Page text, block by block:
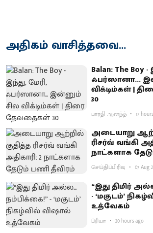
அதிகம் வாசித்தவை...
Balan: The Boy
ஃபர்ஸானா...
விக்டிம்கள் |
30
பாரதி ஆனந்த் 17
அடையாறு
ரிசர்வ் வங்கி
நாட்களாக
செய்திப்பிரிவு 07 Aug
“இது திமிர்
- ‘மகுடம்’
உத்வேகம்
ப்ரியா 20 hours ago